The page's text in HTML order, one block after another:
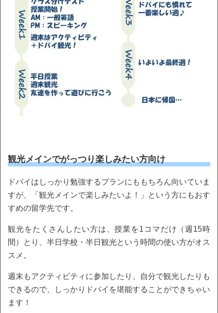
観光メインでがっつり楽しみたい方向け
ドバイはしっかり勉強するプランにももちろん向いていま
すが、「観光メインで楽しみたいよ！」という方にもおす
すめの留学先です。
観光をたくさんしたい方は、授業を1コマだけ（週15時
間）とり、半日学校・半日観光という時間の使い方がオス
スメ。
週末もアクティビティに参加したり、自分で観光したりも
できるので、しっかりドバイを堪能することができちゃい
ます！